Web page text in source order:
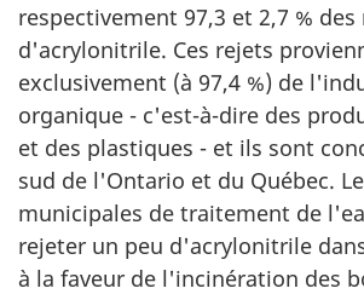
respectivement 97,3 et 2,7 % des
d'acrylonitrile. Ces rejets
exclusivement (à 97,4 %) de
organique - c'est-à-dire des
et des plastiques - et ils sont
sud de l'Ontario et du Québec.
municipales de traitement de
rejeter un peu d'acrylonitrile
à la faveur de l'incinération des